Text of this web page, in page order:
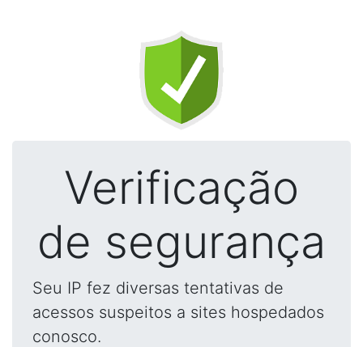
Verificação
de segurança
Seu IP fez diversas tentativas de
acessos suspeitos a sites hospedados
conosco.